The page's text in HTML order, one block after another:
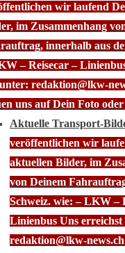
wir laufend
im Zusammenhang
innerhalb aus
– Reisecar –
redaktion@lkw-
uns auf Dein Foto
Aktuelle Transport-
veröffentlichen wir
aktuellen Bilder, im
von Deinem
Schweiz. wie: – LKW –
Linienbus Uns
redaktion@lkw-